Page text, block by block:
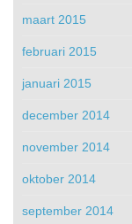
maart 2015
februari 2015
januari 2015
december 2014
november 2014
oktober 2014
september 2014